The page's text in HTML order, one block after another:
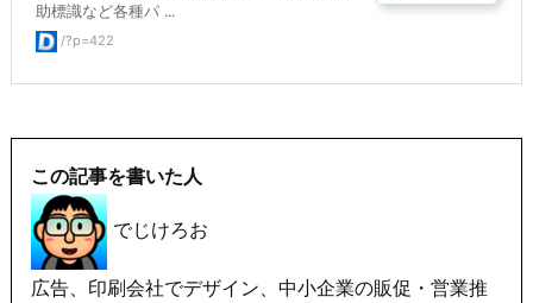
助標識など各種パ ...
/?p=422
この記事を書いた人
でじけろお
広告、印刷会社でデザイン、中小企業の販促・営業推